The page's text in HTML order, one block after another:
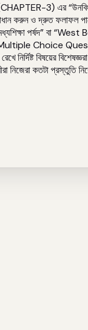
3) এর
ও দ্রুত ফলাফল
মধ্যশিক্ষা
Choice Questions
রেখে নির্দিষ্ট
কতটা প্রস্তুতি